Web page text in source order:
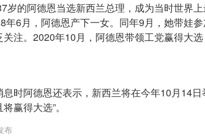
岁的阿德恩当选新西兰总理，成为当时世界
年6月，阿德恩产下一女。同年9月，她带娃
关注。2020年10月，阿德恩带领工党赢得大
时阿德恩还表示，新西兰将在今年10月14日
赢得大选”。
布